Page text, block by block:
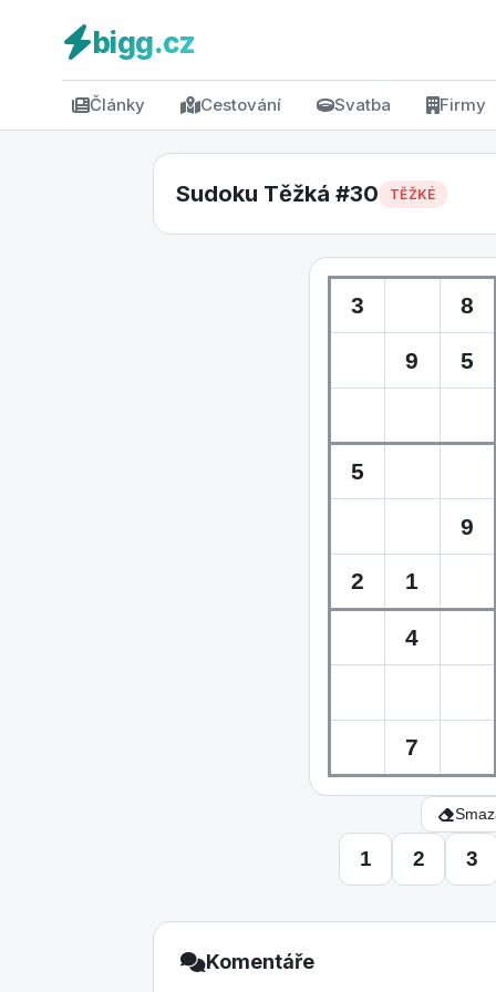
bigg.cz
Články Cestování Svatba Firmy
Sudoku Těžká #30 TĚŽKÉ
1 2 3
Komentáře